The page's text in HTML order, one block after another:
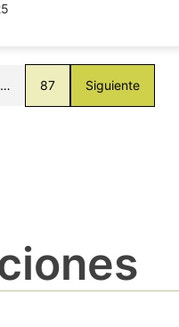
… 87 Siguiente